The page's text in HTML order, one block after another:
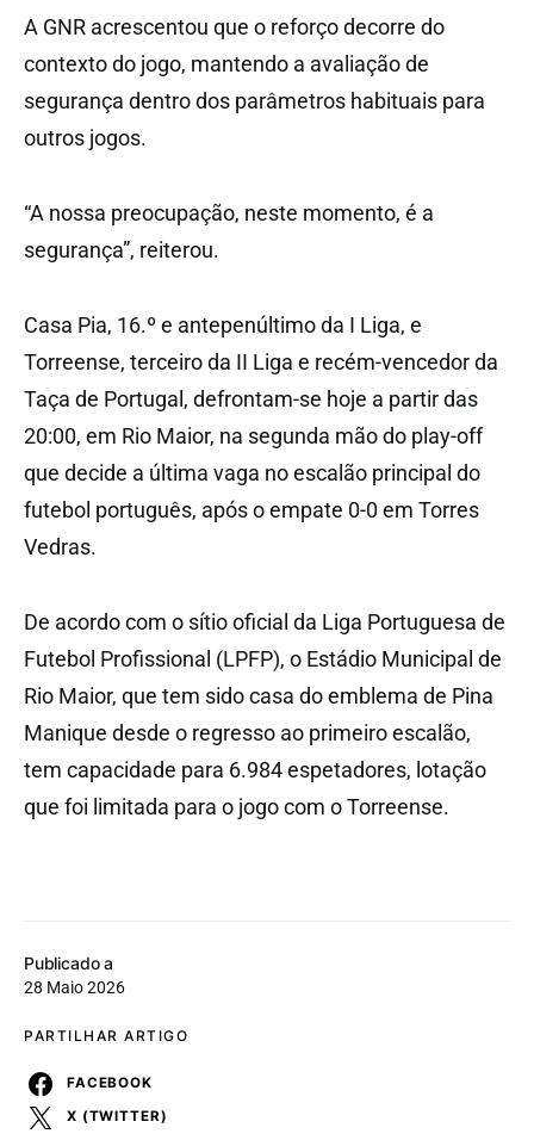
Publicado a
28 Maio 2026
PARTILHAR ARTIGO
FACEBOOK
X (TWITTER)
A GNR acrescentou que o reforço decorre do
contexto do jogo, mantendo a avaliação de
segurança dentro dos parâmetros habituais para
outros jogos.
“A nossa preocupação, neste momento, é a
segurança”, reiterou.
Casa Pia, 16.º e antepenúltimo da I Liga, e
Torreense, terceiro da II Liga e recém-vencedor da
Taça de Portugal, defrontam-se hoje a partir das
20:00, em Rio Maior, na segunda mão do play-off
que decide a última vaga no escalão principal do
futebol português, após o empate 0-0 em Torres
Vedras.
De acordo com o sítio oficial da Liga Portuguesa de
Futebol Profissional (LPFP), o Estádio Municipal de
Rio Maior, que tem sido casa do emblema de Pina
Manique desde o regresso ao primeiro escalão,
tem capacidade para 6.984 espetadores, lotação
que foi limitada para o jogo com o Torreense.